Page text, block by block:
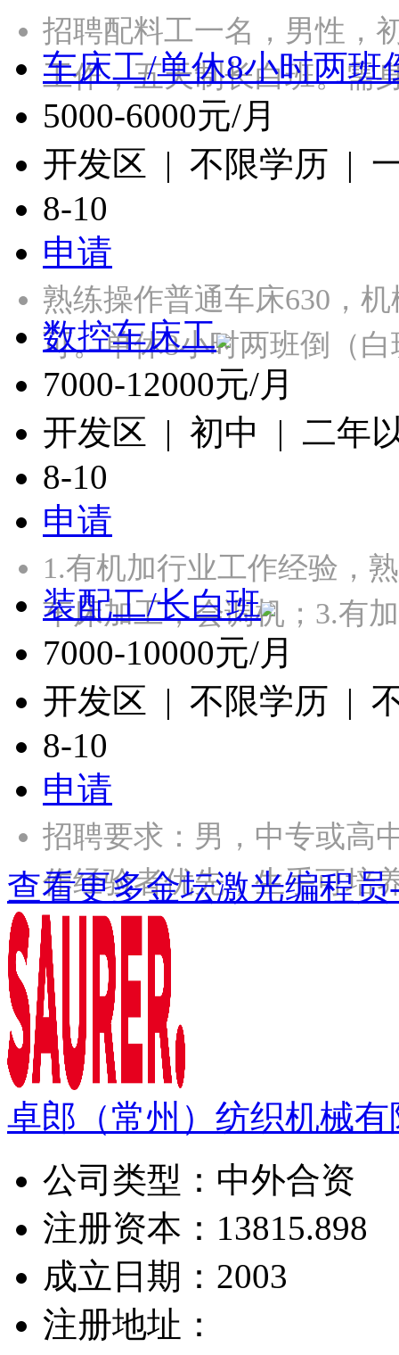
招聘配料工一名，男性，
工作，五天制长白班。
车床工/单休8小时两班
5000-6000元/月
开发区 | 不限学历 |
8-10
申请
熟练操作普通车床630，
可。单休8小时两班倒（
数控车床工
7000-12000元/月
开发区 | 初中 | 二年
8-10
申请
1.有机加行业工作经验，
车床加工，会调机；3.有
装配工/长白班
7000-10000元/月
开发区 | 不限学历 |
8-10
申请
招聘要求：男，中专或高
作经验者优先，生手可
查看更多金坛激光编程
卓郎（常州）纺织机械有
公司类型： 中外合资
注册资本： 13815.898
成立日期： 2003
注册地址：